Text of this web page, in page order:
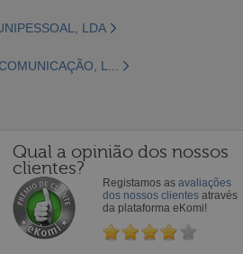
LDA
L...
Qual a opinião dos nossos
clientes?
Registamos as avaliações
dos nossos clientes através
da plataforma eKomi!